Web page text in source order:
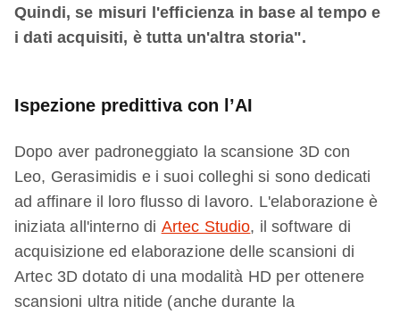
Quindi, se misuri l'efficienza in base al tempo e
i dati acquisiti, è tutta un'altra storia".
Ispezione predittiva con l’AI
Dopo aver padroneggiato la scansione 3D con
Leo, Gerasimidis e i suoi colleghi si sono dedicati
ad affinare il loro flusso di lavoro. L'elaborazione è
iniziata all'interno di Artec Studio, il software di
acquisizione ed elaborazione delle scansioni di
Artec 3D dotato di una modalità HD per ottenere
scansioni ultra nitide (anche durante la